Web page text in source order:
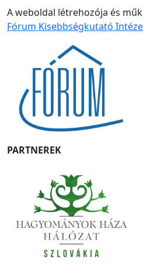
A weboldal létrehozója és
Fórum Kisebbségkutató
PARTNEREK